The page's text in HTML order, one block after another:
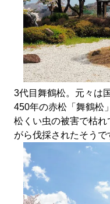
3代目舞鶴松。元々は
450年の赤松「舞鶴松
松くい虫の被害で枯
がら伐採されたそうで